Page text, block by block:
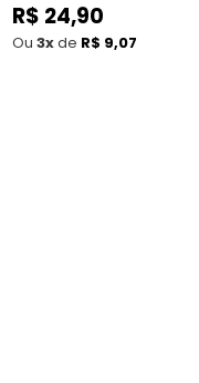
Preço
normal
R$ 24,90
Ou 3xde R$ 9,07